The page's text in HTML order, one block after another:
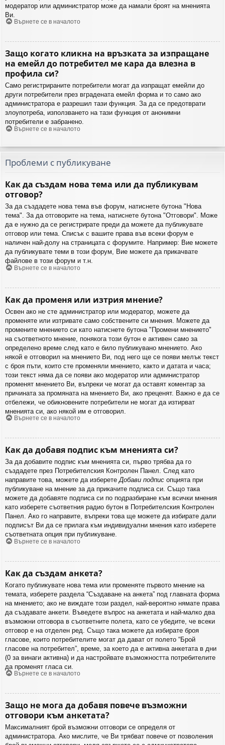
модератор или администратор може да намали броят на мненията
Ви.
Върнете се в началото
Защо когато кликна на връзката за изпращане
на емейл до потребител ме кара да влезна в
профила си?
Само регистрираните потребители могат да изпращат емейли до
други потребители през вградената емейл форма и то само ако
администратора е разрешил тази функция. За да се предотврати
злоупотреба, използването на тази функция от анонимни
потребители е забранено.
Върнете се в началото
Проблеми с публикуване
Как да създам нова тема или да публикувам
отговор?
За да създадете нова тема във форум, натиснете бутона "Нова
тема". За да отговорите на тема, натиснете бутона "Отговори". Може
да е нужно да се регистрирате преди да можете да публикувате
отговор или тема. Списък с вашите права във всеки форум е
наличен най-долу на страницата с форумите. Например: Вие можете
да публикувате теми в този форум, Вие можете да прикачвате
файлове в този форум и т.н.
Върнете се в началото
Как да променя или изтрия мнение?
Освен ако не сте администратор или модератор, можете да
променяте или изтривате само собствените си мнения. Можете да
промените мнението си като натиснете бутона "Промени мнението"
на съответното мнение, понякога този бутон е активен само за
определено време след като е било публикувано мнението. Ако
някой е отговорил на мнението Ви, под него ще се появи мелък текст
с броя пъти, които сте променяли мнението, както и датата и часа;
този текст няма да се появи ако модератор или администратор
променят мнението Ви, въпреки че могат да оставят коментар за
причината за промяната на мнението Ви, ако преценят. Важно е да се
отбележи, че обикновените потребители не могат да изтирват
мненията си, ако някой им е отговорил.
Върнете се в началото
Как да добавя подпис към мненията си?
За да добавите подпис към мненията си, първо трябва да го
създадете през Потребителския Контролен Панел. След като
направите това, можете да изберетеДобави подпис опцията при
публикуване на мнение за да прикачите подписа си. Също така
можете да добавяте подписа си по подразбиране към всички мнения
като изберете съответния радио бутон в Потребителския Контролен
Панел. Ако го направите, въпреки това ще можете да избирате дали
подписът Ви да се прилага към индивидуални мнения като изберете
съответната опция при публикуване.
Върнете се в началото
Как да създам анкета?
Когато публикувате нова тема или променяте първото мнение на
темата, изберете раздела “Създаване на анкета” под главната форма
на мнението; ако не виждате този раздел, най-вероятно нямате права
да създавате анкети. Въведете въпрос на анкетата и най-малко два
възможни отговора в съответните полета, като се убедите, че всеки
отговор е на отделен ред. Също така можете да избирате броя
гласове, които потребителите могат да дават от полето “Брой
гласове на потребител”, време, за което да е активна анкетата в дни
(0 за винаги активна) и да настройвате възможността потребителите
да променят гласа си.
Върнете се в началото
Защо не мога да добавя повече възможни
отговори към анкетата?
Максималният брой възможни отговори се определя от
администратора. Ако мислите, че Ви трябват повече от позволения